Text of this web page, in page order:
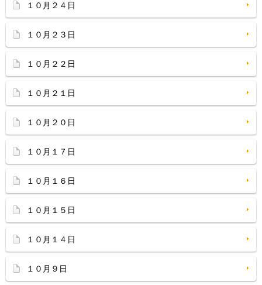
１０月２４日
１０月２３日
１０月２２日
１０月２１日
１０月２０日
１０月１７日
１０月１６日
１０月１５日
１０月１４日
１０月９日